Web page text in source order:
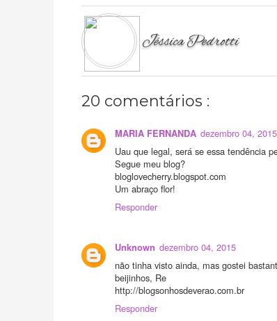
Jéssica Pedrotti
20 comentários :
MARIA FERNANDA dezembro 04, 2015
Uau que legal, será se essa tendência
Segue meu blog?
bloglovecherry.blogspot.com
Um abraço flor!
Responder
Unknown dezembro 04, 2015
não tinha visto ainda, mas gostei
beijinhos, Re
http://blogsonhosdeverao.com.br
Responder